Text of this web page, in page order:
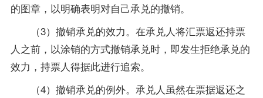
的图章，以明确表明对自己承兑的撤销。
（3）撤销承兑的效力。在承兑人将汇票返还持票
人之前，以涂销的方式撤销承兑时，即发生拒绝承兑的
效力，持票人得据此进行追索。
（4）撤销承兑的例外。承兑人虽然在票据返还之